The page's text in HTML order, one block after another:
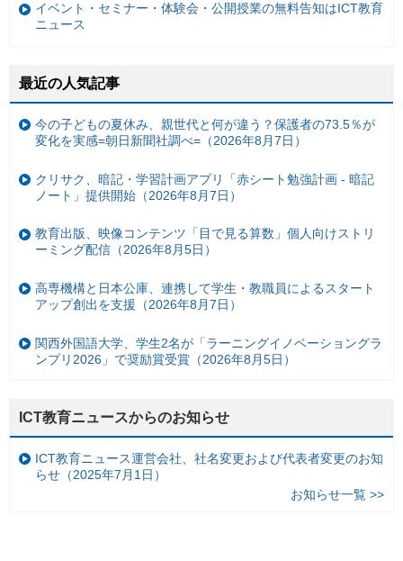
イベント・セミナー・体験会・公開授業の無料告知はICT教育
ニュース
最近の人気記事
今の子どもの夏休み、親世代と何が違う？保護者の73.5％が
変化を実感=朝日新聞社調べ=（2026年8月7日）
クリサク、暗記・学習計画アプリ「赤シート勉強計画 - 暗記
ノート」提供開始（2026年8月7日）
教育出版、映像コンテンツ「目で見る算数」個人向けストリ
ーミング配信（2026年8月5日）
高専機構と日本公庫、連携して学生・教職員によるスタート
アップ創出を支援（2026年8月7日）
関西外国語大学、学生2名が「ラーニングイノベーショングラ
ンプリ2026」で奨励賞受賞（2026年8月5日）
ICT教育ニュースからのお知らせ
ICT教育ニュース運営会社、社名変更および代表者変更のお知
らせ（2025年7月1日）
お知らせ一覧 >>